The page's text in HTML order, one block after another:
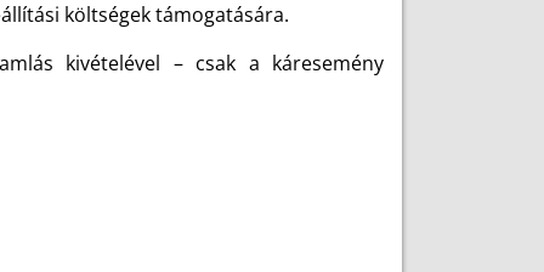
költségek támogatására.
kivételével – csak a káresemény